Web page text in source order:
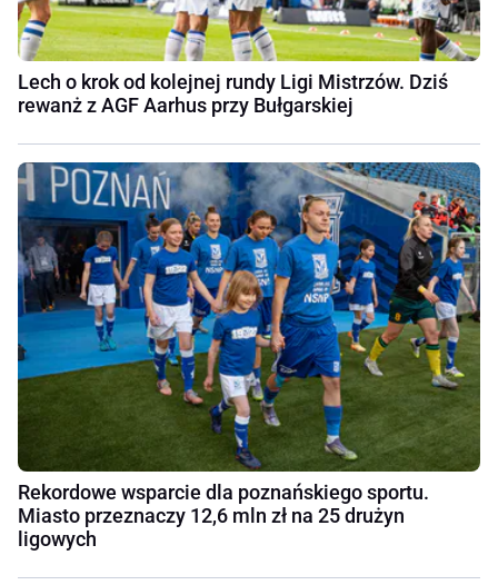
Lech o krok od kolejnej rundy Ligi Mistrzów. Dziś
rewanż z AGF Aarhus przy Bułgarskiej
Rekordowe wsparcie dla poznańskiego sportu.
Miasto przeznaczy 12,6 mln zł na 25 drużyn
ligowych